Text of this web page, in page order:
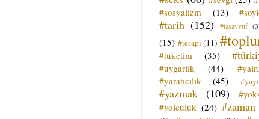
#sosyalizm
(13)
#tarih (152) #tasavvuf
(15) #terapi (11)
#tüketim (35)
#uygarlık (44)
#yaratıcılık
(45)
#yazmak (109)
#yolculuk (24) #zaman